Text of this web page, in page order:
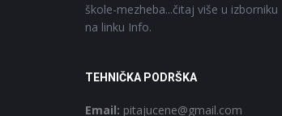
škole-mezheba...čitaj više u izborniku
na linku Info.
TEHNIČKA PODRŠKA
Email: pitajucene@gmail.com